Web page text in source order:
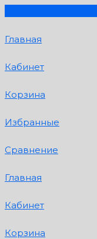
Главная
Кабинет
Корзина
Избранные
Сравнение
Главная
Кабинет
Корзина